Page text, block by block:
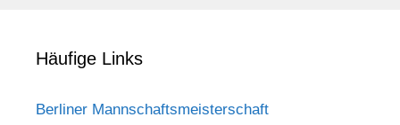
Häufige Links
Berliner Mannschaftsmeisterschaft